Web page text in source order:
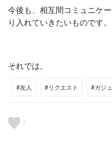
今後も、相互間コミュニケ
り入れていきたいものです。
それでは。
#友人 #リクエスト #ガジ
7